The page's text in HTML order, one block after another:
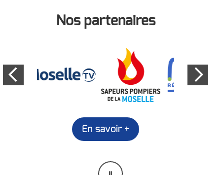
Nos partenaires
En savoir +